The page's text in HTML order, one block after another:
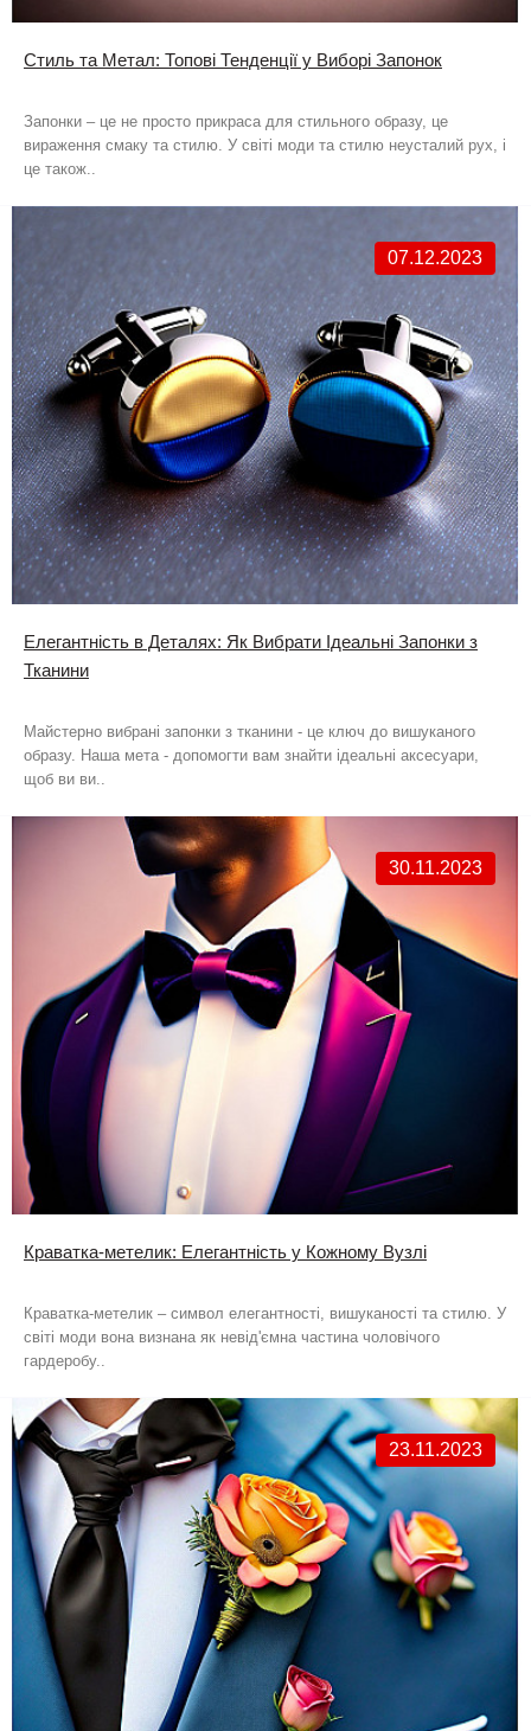
Стиль та Метал: Топові Тенденції у Виборі Запонок
Запонки – це не просто прикраса для стильного образу, це
вираження смаку та стилю. У світі моди та стилю неусталий рух, і
це також..
07.12.2023
Елегантність в Деталях: Як Вибрати Ідеальні Запонки з
Тканини
Майстерно вибрані запонки з тканини - це ключ до вишуканого
образу. Наша мета - допомогти вам знайти ідеальні аксесуари,
щоб ви ви..
30.11.2023
Краватка-метелик: Елегантність у Кожному Вузлі
Краватка-метелик – символ елегантності, вишуканості та стилю. У
світі моди вона визнана як невід'ємна частина чоловічого
гардеробу..
23.11.2023